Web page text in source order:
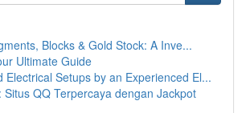
Blocks & Gold Stock: A Inve...
Ultimate Guide
Electrical Setups by an Experienced El...
Situs QQ Terpercaya dengan Jackpot